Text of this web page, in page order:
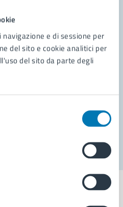
e di sessione per
del sito e cookie analitici per
del sito da parte degli